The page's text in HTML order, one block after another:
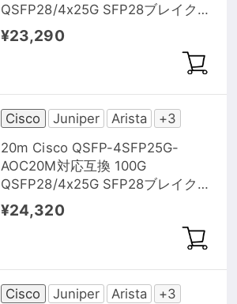
QSFP28/4x25G SFP28ブレイクア
ウトアクティブオプティカルケー
ブル（AOC）
¥23,290
Cisco Juniper Arista
+3
20m Cisco QSFP-4SFP25G-
AOC20M対応互換 100G
QSFP28/4x25G SFP28ブレイクア
ウトアクティブオプティカルケー
ブル（AOC）
¥24,320
Cisco Juniper Arista
+3